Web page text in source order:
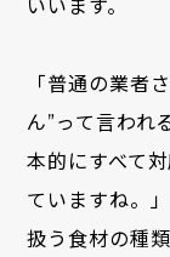
いいます。
「普通の業者
ん”って言われ
本的にすべて
ていますね。」
扱う食材の種